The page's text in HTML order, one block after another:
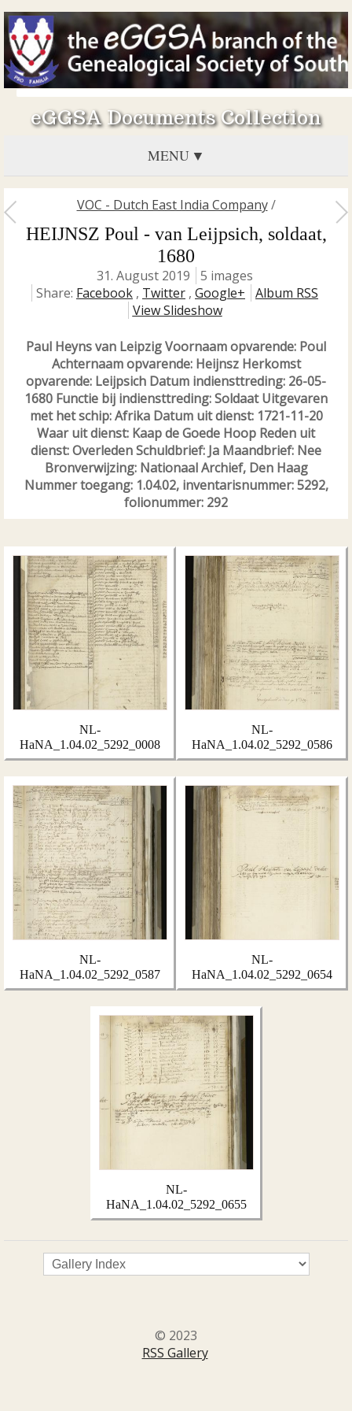
eGGSA Documents Collection
MENU
VOC - Dutch East India Company/
HEIJNSZ Poul - van Leijpsich, soldaat,
1680
31. August 2019
5 images
Share: Facebook , Twitter , Google+
Album RSS
View Slideshow
Paul Heyns van Leipzig Voornaam opvarende: Poul
Achternaam opvarende: Heijnsz Herkomst
opvarende: Leijpsich Datum indiensttreding: 26-05-
1680 Functie bij indiensttreding: Soldaat Uitgevaren
met het schip: Afrika Datum uit dienst: 1721-11-20
Waar uit dienst: Kaap de Goede Hoop Reden uit
dienst: Overleden Schuldbrief: Ja Maandbrief: Nee
Bronverwijzing: Nationaal Archief, Den Haag
Nummer toegang: 1.04.02, inventarisnummer: 5292,
folionummer: 292
NL-
HaNA_1.04.02_5292_0008
NL-
HaNA_1.04.02_5292_0586
NL-
HaNA_1.04.02_5292_0587
NL-
HaNA_1.04.02_5292_0654
NL-
HaNA_1.04.02_5292_0655
© 2023
RSS Gallery